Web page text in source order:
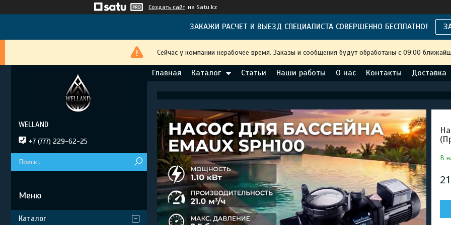
Создать сайт на Satu.kz
ЗАКАЖИ РАСЧЕТ И ВЫЕЗД СПЕЦИАЛИСТА СОВЕРШЕННО БЕСПЛАТНО!
Сейчас у компании нерабочее время. Заказы и сообщения будут обработаны с 09:00
Главная Каталог Статьи Наши работы О нас Контакты Доставка
В
WELLAND
+7 (777) 229-62-25
Каталог